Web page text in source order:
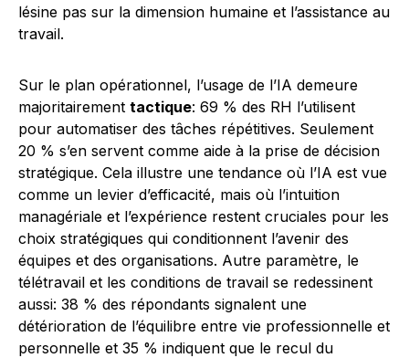
lésine pas sur la dimension humaine et l’assistance au
travail.
Sur le plan opérationnel, l’usage de l’IA demeure
majoritairement tactique: 69 % des RH l’utilisent
pour automatiser des tâches répétitives. Seulement
20 % s’en servent comme aide à la prise de décision
stratégique. Cela illustre une tendance où l’IA est vue
comme un levier d’efficacité, mais où l’intuition
managériale et l’expérience restent cruciales pour les
choix stratégiques qui conditionnent l’avenir des
équipes et des organisations. Autre paramètre, le
télétravail et les conditions de travail se redessinent
aussi: 38 % des répondants signalent une
détérioration de l’équilibre entre vie professionnelle et
personnelle et 35 % indiquent que le recul du